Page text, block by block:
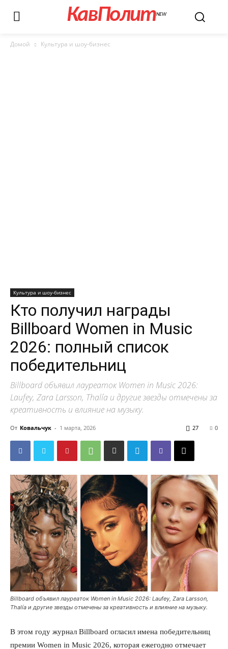
КавПолитNEW
Домой Культура и шоу-бизнес
Культура и шоу-бизнес
Кто получил награды
Billboard Women in Music
2026: полный список
победительниц
Billboard объявил лауреаток Women in Music 2026:
Laufey, Zara Larsson, Thalía и другие звезды отмечены за
креативность и влияние на музыку.
От Ковальчук - 1 марта, 2026 0
27
Billboard объявил лауреаток Women in Music 2026: Laufey, Zara Larsson,
Thalía и другие звезды отмечены за креативность и влияние на музыку.
В этом году журнал Billboard огласил имена победительниц
премии Women in Music 2026, которая ежегодно отмечает